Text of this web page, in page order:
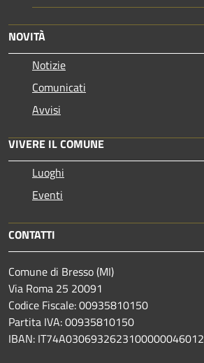
NOVITÀ
Notizie
Comunicati
Avvisi
VIVERE IL COMUNE
Luoghi
Eventi
CONTATTI
Comune di Bresso (MI)
Via Roma 25 20091
Codice Fiscale: 00935810150
Partita IVA: 00935810150
IBAN: IT74A0306932623100000046012